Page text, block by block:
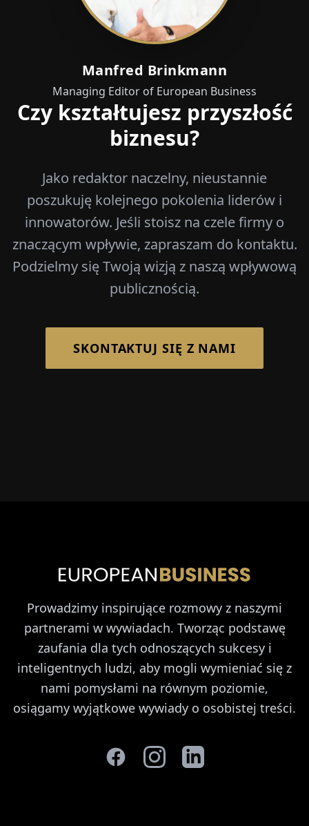
Manfred Brinkmann
Managing Editor of European Business
Czy kształtujesz przyszłość
biznesu?
Jako redaktor naczelny, nieustannie
poszukuję kolejnego pokolenia liderów i
innowatorów. Jeśli stoisz na czele firmy o
znaczącym wpływie, zapraszam do kontaktu.
Podzielmy się Twoją wizją z naszą wpływową
publicznością.
SKONTAKTUJ SIĘ Z NAMI
Prowadzimy inspirujące rozmowy z naszymi
partnerami w wywiadach. Tworząc podstawę
zaufania dla tych odnoszących sukcesy i
inteligentnych ludzi, aby mogli wymieniać się z
nami pomysłami na równym poziomie,
osiągamy wyjątkowe wywiady o osobistej treści.